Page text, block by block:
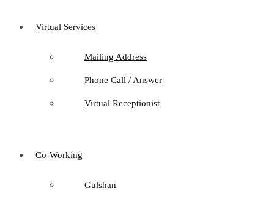
Virtual Services
Mailing Address
Phone Call / Answer
Virtual Receptionist
Co-Working
Gulshan